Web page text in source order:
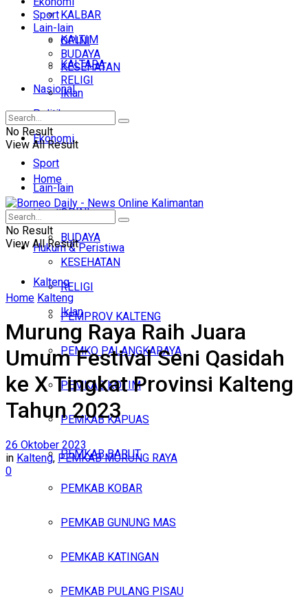
KALBAR
KALTIM
KALTARA
Nasional
Politik
Ekonomi
Sport
Lain-lain
OPINI
BUDAYA
KESEHATAN
RELIGI
Iklan
Sabtu, Agustus 8, 2026
Sport
Lain-lain
OPINI
BUDAYA
KESEHATAN
RELIGI
Iklan
No Result
View All Result
Home
Headline
Hukum & Peristiwa
Kalteng
PEMPROV KALTENG
PEMKO PALANGKARAYA
PEMKAB KOTIM
PEMKAB KAPUAS
PEMKAB BARUT
PEMKAB KOBAR
PEMKAB GUNUNG MAS
PEMKAB KATINGAN
PEMKAB PULANG PISAU
No Result
View All Result
Home Kalteng
Murung Raya Raih Juara
Umum Festival Seni Qasidah
ke X Tingkat Provinsi Kalteng
Tahun 2023
26 Oktober 2023
in Kalteng, PEMKAB MURUNG RAYA
0